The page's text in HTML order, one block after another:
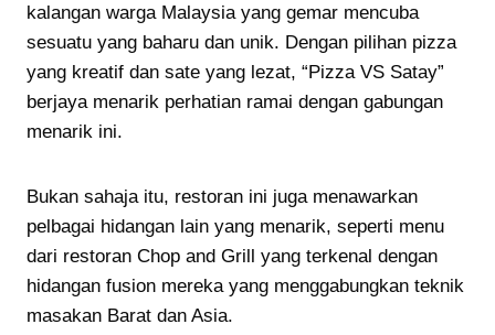
kalangan warga Malaysia yang gemar mencuba
sesuatu yang baharu dan unik. Dengan pilihan pizza
yang kreatif dan sate yang lezat, “Pizza VS Satay”
berjaya menarik perhatian ramai dengan gabungan
menarik ini.
Bukan sahaja itu, restoran ini juga menawarkan
pelbagai hidangan lain yang menarik, seperti menu
dari restoran Chop and Grill yang terkenal dengan
hidangan fusion mereka yang menggabungkan teknik
masakan Barat dan Asia.